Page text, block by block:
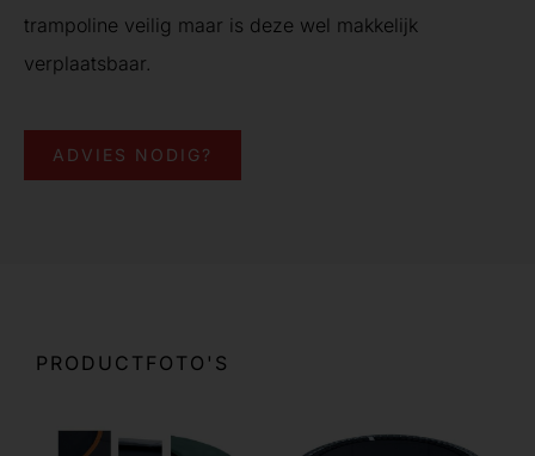
trampoline veilig maar is deze wel makkelijk
verplaatsbaar.
ADVIES NODIG?
PRODUCTFOTO'S